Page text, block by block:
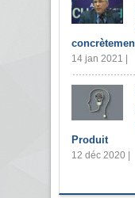
14 jan 2021 |
Produit
12 déc 2020 |